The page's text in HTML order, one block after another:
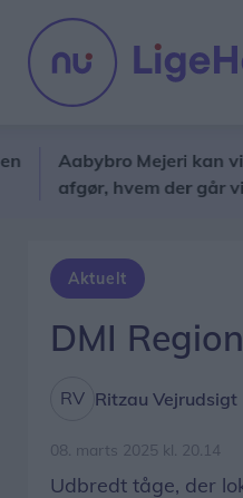
Aabybro Mejeri kan vinde
afgør, hvem der går videre
Aktuelt
DMI
Ritzau Vejrudsigt
08. marts 2025 kl. 20.14
Udbredt tåge, der